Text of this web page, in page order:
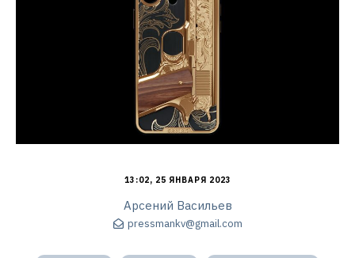
13:02, 25 ЯНВАРЯ 2023
Арсений Васильев
pressmankv@gmail.com